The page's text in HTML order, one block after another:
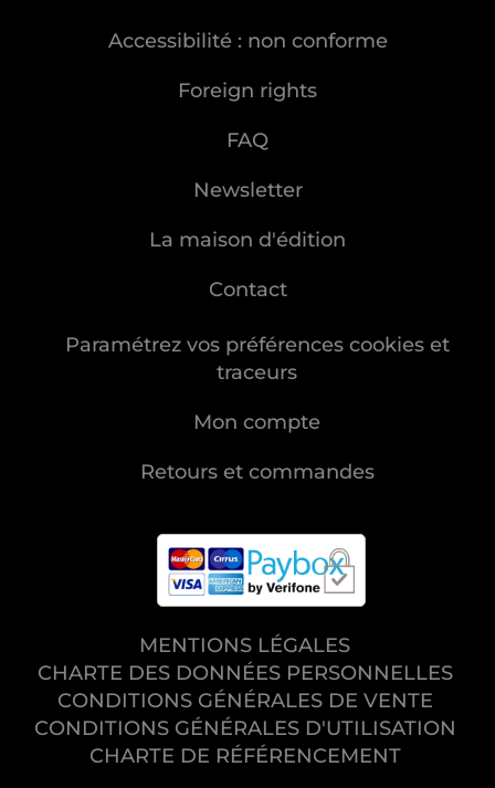
Accessibilité : non conforme
Foreign rights
FAQ
Newsletter
La maison d'édition
Contact
Paramétrez vos préférences cookies et
traceurs
Mon compte
Retours et commandes
MENTIONS LÉGALES
CHARTE DES DONNÉES PERSONNELLES
CONDITIONS GÉNÉRALES DE VENTE
CONDITIONS GÉNÉRALES D'UTILISATION
CHARTE DE RÉFÉRENCEMENT